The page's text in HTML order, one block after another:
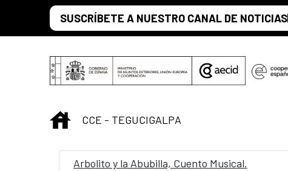
Skip to Main ContentSUSCRÍBETE A NUESTRO CANAL DE NOTICIAS
INICIO
CCE - TEGUCIGALPA
Arbolito y la Abubilla, Cuento Musical.